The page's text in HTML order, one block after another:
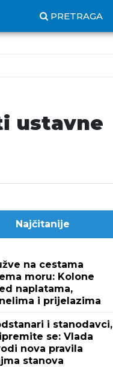
PRETRAGA
ustavne
Najčitanije
na cestama
moru: Kolone
naplatama,
i prijelazima
i stanodavci,
se: Vlada
nova pravila
stanova